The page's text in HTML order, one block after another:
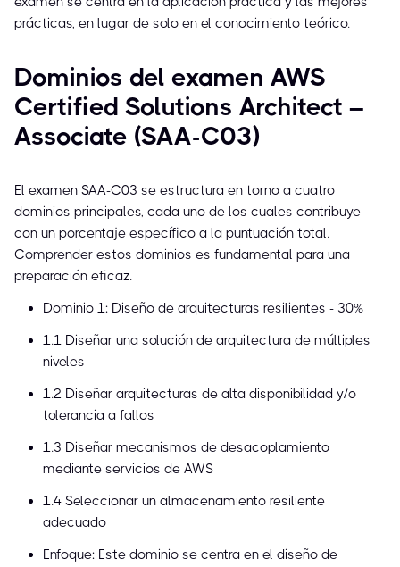
prácticas, en lugar de solo en el conocimiento teórico.
Dominios del examen AWS
Certified Solutions Architect –
Associate (SAA-C03)
El examen SAA-C03 se estructura en torno a cuatro
dominios principales, cada uno de los cuales contribuye
con un porcentaje específico a la puntuación total.
Comprender estos dominios es fundamental para una
preparación eficaz.
Dominio 1: Diseño de arquitecturas resilientes - 30%
1.1 Diseñar una solución de arquitectura de múltiples
niveles
1.2 Diseñar arquitecturas de alta disponibilidad y/o
tolerancia a fallos
1.3 Diseñar mecanismos de desacoplamiento
mediante servicios de AWS
1.4 Seleccionar un almacenamiento resiliente
adecuado
Enfoque: Este dominio se centra en el diseño de